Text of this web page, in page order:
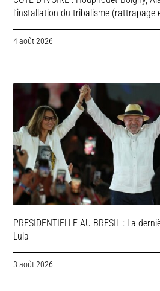
l’installation du tribalisme (rattrapage
4 août 2026
PRESIDENTIELLE AU BRESIL : La
Lula
3 août 2026